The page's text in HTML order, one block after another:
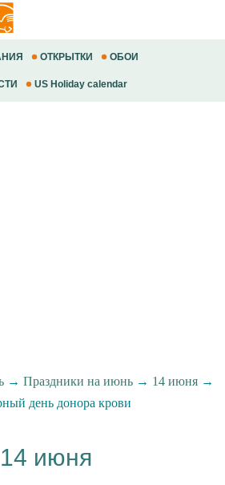
ОТКРЫТКИ ОБОИ
US Holiday calendar
→ Праздники на июнь→ 14 июня→
день донора крови
14 июня